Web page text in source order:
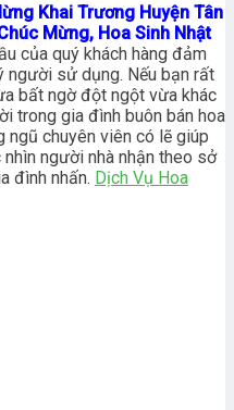
Khai Trương Huyện Tân
Mừng, Hoa Sinh Nhật
của quý khách hàng đảm
người sử dụng. Nếu bạn rất
bất ngờ đột ngột vừa khác
trong gia đình buôn bán hoa
ngũ chuyên viên có lẽ giúp
người nhà nhận theo sở
đình nhấn. Dịch Vụ Hoa